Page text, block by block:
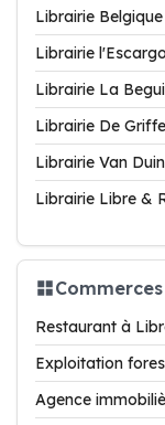
Librairie
Librairie
Librairie La
Librairie De
Librairie Van
Librairie Libre &
Restaurant à
Exploitation
Agence